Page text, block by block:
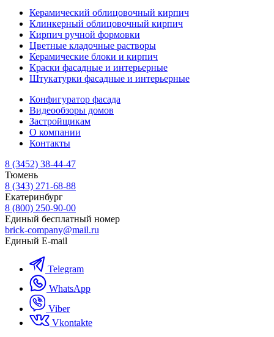
Керамический облицовочный кирпич
Клинкерный облицовочный кирпич
Кирпич ручной формовки
Цветные кладочные растворы
Керамические блоки и кирпич
Краски фасадные и интерьерные
Штукатурки фасадные и интерьерные
Конфигуратор фасада
Видеообзоры домов
Застройщикам
О компании
Контакты
8 (3452) 38-44-47
Тюмень
8 (343) 271-68-88
Екатеринбург
8 (800) 250-90-00
Единый бесплатный номер
brick-company@mail.ru
Единый E-mail
Telegram
WhatsApp
Viber
Vkontakte